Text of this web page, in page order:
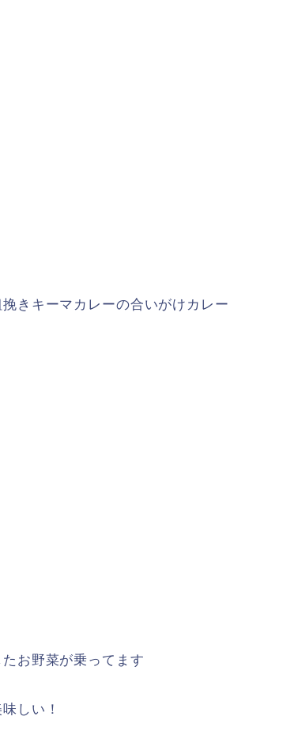
きキーマカレーの合いがけカレー
お野菜が乗ってます
しい！